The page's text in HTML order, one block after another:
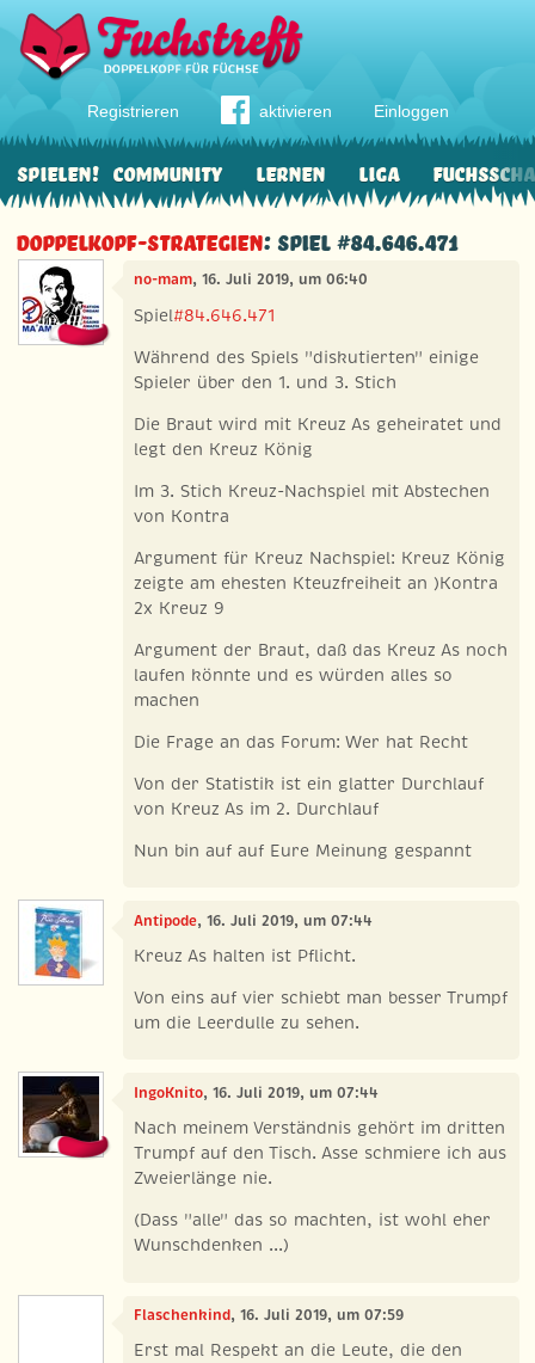
Registrieren aktivieren Einloggen
Community Lernen Liga
Spielen!
Doppelkopf-Strategien: Spiel #84.646.471
no-mam, 16. Juli 2019, um 06:40
Spiel#84.646.471
Während des Spiels "diskutierten" einige
Spieler über den 1. und 3. Stich
Die Braut wird mit Kreuz As geheiratet und
legt den Kreuz König
Im 3. Stich Kreuz-Nachspiel mit Abstechen
von Kontra
Argument für Kreuz Nachspiel: Kreuz König
zeigte am ehesten Kteuzfreiheit an )Kontra
2x Kreuz 9
Argument der Braut, daß das Kreuz As noch
laufen könnte und es würden alles so
machen
Die Frage an das Forum: Wer hat Recht
Von der Statistik ist ein glatter Durchlauf
von Kreuz As im 2. Durchlauf
Nun bin auf auf Eure Meinung gespannt
Antipode, 16. Juli 2019, um 07:44
Kreuz As halten ist Pflicht.
Von eins auf vier schiebt man besser Trumpf
um die Leerdulle zu sehen.
IngoKnito, 16. Juli 2019, um 07:44
Nach meinem Verständnis gehört im dritten
Trumpf auf den Tisch. Asse schmiere ich aus
Zweierlänge nie.
(Dass "alle" das so machten, ist wohl eher
Wunschdenken ...)
Flaschenkind, 16. Juli 2019, um 07:59
Erst mal Respekt an die Leute, die den